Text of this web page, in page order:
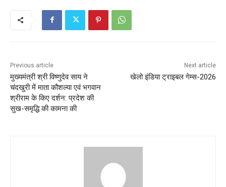
Previous article
मुख्यमंत्री श्री विष्णुदेव साय ने
चंदखुरी में माता कौशल्या एवं भगवान
श्रीराम के किए दर्शन: प्रदेश की
सुख-समृद्धि की कामना की
Next article
खेलो इंडिया ट्राइबल गेम्स-2026